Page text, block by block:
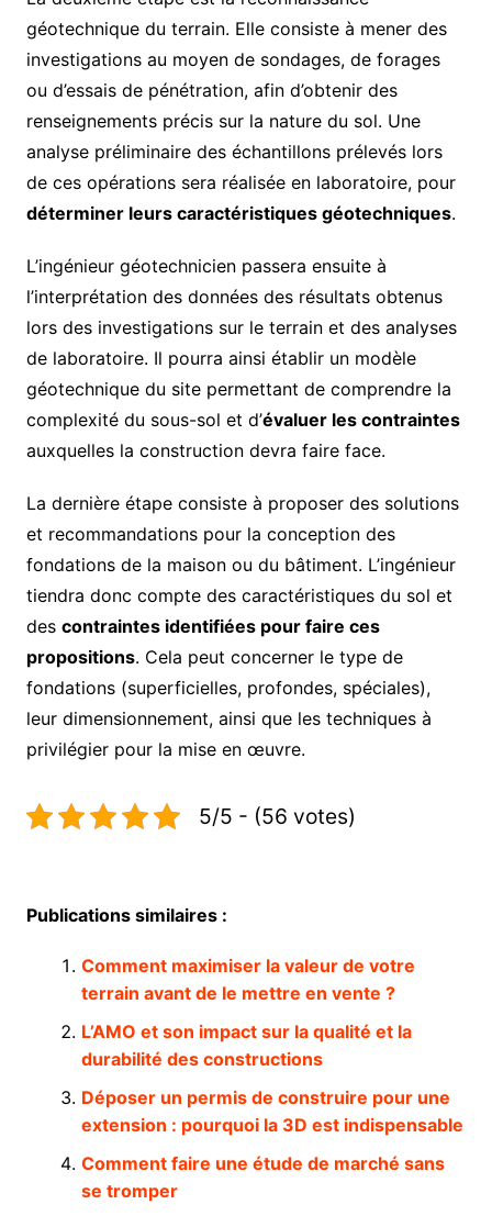
géotechnique du terrain. Elle consiste à mener des
investigations au moyen de sondages, de forages
ou d’essais de pénétration, afin d’obtenir des
renseignements précis sur la nature du sol. Une
analyse préliminaire des échantillons prélevés lors
de ces opérations sera réalisée en laboratoire, pour
déterminer leurs caractéristiques géotechniques.
L’ingénieur géotechnicien passera ensuite à
l’interprétation des données des résultats obtenus
lors des investigations sur le terrain et des analyses
de laboratoire. Il pourra ainsi établir un modèle
géotechnique du site permettant de comprendre la
complexité du sous-sol et d’évaluer les contraintes
auxquelles la construction devra faire face.
La dernière étape consiste à proposer des solutions
et recommandations pour la conception des
fondations de la maison ou du bâtiment. L’ingénieur
tiendra donc compte des caractéristiques du sol et
des contraintes identifiées pour faire ces
propositions. Cela peut concerner le type de
fondations (superficielles, profondes, spéciales),
leur dimensionnement, ainsi que les techniques à
privilégier pour la mise en œuvre.
5/5 - (56 votes)
Publications similaires :
Comment maximiser la valeur de votre
terrain avant de le mettre en vente ?
L’AMO et son impact sur la qualité et la
durabilité des constructions
Déposer un permis de construire pour une
extension : pourquoi la 3D est indispensable
Comment faire une étude de marché sans
se tromper